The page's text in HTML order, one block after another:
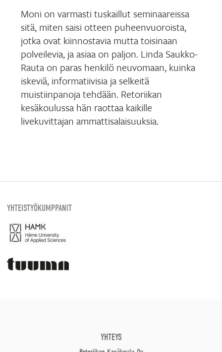
Moni on varmasti tuskaillut seminaareissa
sitä, miten saisi otteen puheenvuoroista,
jotka ovat kiinnostavia mutta toisinaan
polveilevia, ja asiaa on paljon. Linda Saukko-
Rauta on paras henkilö neuvomaan, kuinka
iskeviä, informatiivisia ja selkeitä
muistiinpanoja tehdään. Retoriikan
kesäkoulussa hän raottaa kaikille
livekuvittajan ammattisalaisuuksia.
YHTEISTYÖKUMPPANIT
YHTEYS